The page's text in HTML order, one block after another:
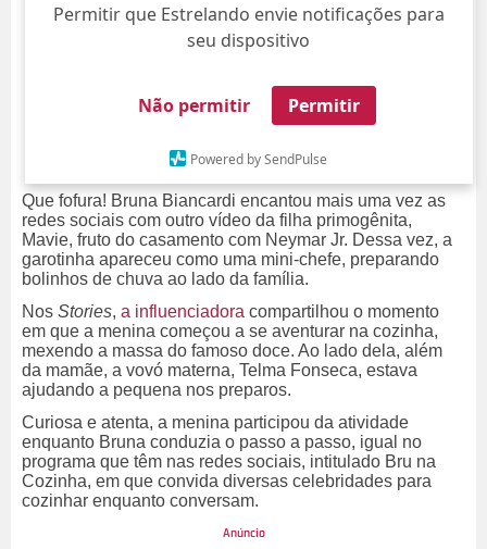
Permitir que Estrelando envie notificações para
seu dispositivo
Não permitir Permitir
Powered by SendPulse
Que fofura! Bruna Biancardi encantou mais uma vez as
redes sociais com outro vídeo da filha primogênita,
Mavie, fruto do casamento com Neymar Jr. Dessa vez, a
garotinha apareceu como uma mini-chefe, preparando
bolinhos de chuva ao lado da família.
Nos Stories, a influenciadora compartilhou o momento
em que a menina começou a se aventurar na cozinha,
mexendo a massa do famoso doce. Ao lado dela, além
da mamãe, a vovó materna, Telma Fonseca, estava
ajudando a pequena nos preparos.
Curiosa e atenta, a menina participou da atividade
enquanto Bruna conduzia o passo a passo, igual no
programa que têm nas redes sociais, intitulado Bru na
Cozinha, em que convida diversas celebridades para
cozinhar enquanto conversam.